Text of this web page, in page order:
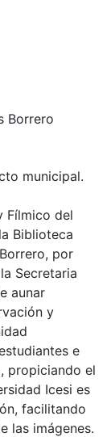
Borrero
municipal.
Fílmico del
Biblioteca
por
Secretaria
aunar
y
e
propiciando el
Icesi es
facilitando
las imágenes.